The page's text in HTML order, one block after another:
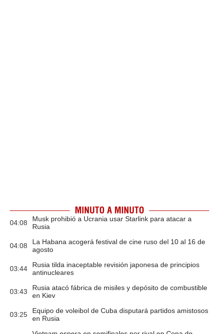
MINUTO A MINUTO
04:08
Musk prohibió a Ucrania usar Starlink para atacar a
Rusia
04:08
La Habana acogerá festival de cine ruso del 10 al 16 de
agosto
03:44
Rusia tilda inaceptable revisión japonesa de principios
antinucleares
03:43
Rusia atacó fábrica de misiles y depósito de combustible
en Kiev
03:25
Equipo de voleibol de Cuba disputará partidos amistosos
en Rusia